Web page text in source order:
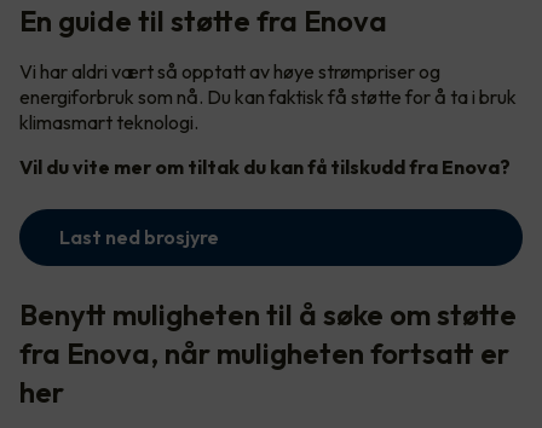
En guide til støtte fra Enova
Vi har aldri vært så opptatt av høye strømpriser og
energiforbruk som nå. Du kan faktisk få støtte for å ta i bruk
klimasmart teknologi.
Vil du vite mer om tiltak du kan få tilskudd fra Enova?
Last ned brosjyre
Benytt muligheten til å søke om støtte
fra Enova, når muligheten fortsatt er
her